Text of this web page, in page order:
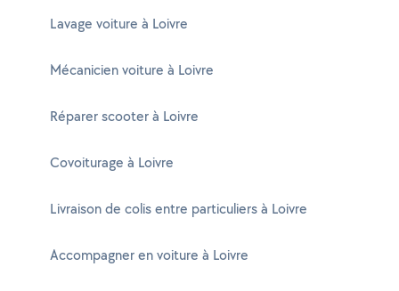
Lavage voiture à Loivre
Mécanicien voiture à Loivre
Réparer scooter à Loivre
Covoiturage à Loivre
Livraison de colis entre particuliers à Loivre
Accompagner en voiture à Loivre